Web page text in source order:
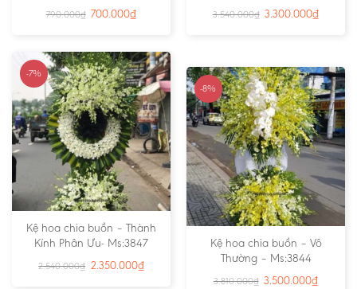
790.000₫ 700.000₫ 3.540.000₫ 3.300.000₫
-7%
Kệ hoa chia buồn – Thành
Kính Phân Ưu- Ms:3847
2.540.000₫ 2.350.000₫
-8%
Kệ hoa chia buồn – Vô
Thường – Ms:3844
3.810.000₫ 3.500.000₫